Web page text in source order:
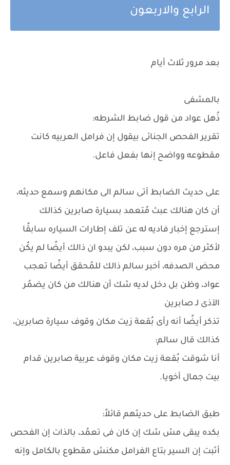
الرابع والاربعون
بعد مرور ثلاث أيام
بالمشفى
ذُهل عواد من قول ضابط الشرطه:
تقرير الفحص الجنائى بيقول إن فرامل العربيه كانت
مقطوعه وواضح إنها بفعل فاعل.
على حديث الضابط آتى سالم الى مكانهم وسمع حديثه،
أن كان هنالك عبث مُتعمد بسيارة صابرين كذالك
إسترجع إخبار فاديه له عن تلف إطارات السياره سابقًا
لأكثر من مره دون سبب، لكن يبدو ان ذالك أيضًا لم يكُن
محض الصدفه، أخبر سالم ذالك للمُحقق أيضًا تعجب
عواد، وظن بل دخل لديه شك أن هنالك من كان يضمُر
الآذى لـ صابرين
تذكر أيضًا أنه رأى بُقعة زيت مكان وقوف سيارة صابرين،
كذالك قال سالم:
أنا شوقت بُقعة زيت مكان وقوف عربية صابرين قدام
بيت جمال أخويا.
طبق الضابط على حديثهم قائلاً:
بكده يبقى مش شك إن كان فى تعمُد، بالذات إن الفحص
أثبت إن السير بتاع الفرامل مكنش مقطوع بالكامل وإنه